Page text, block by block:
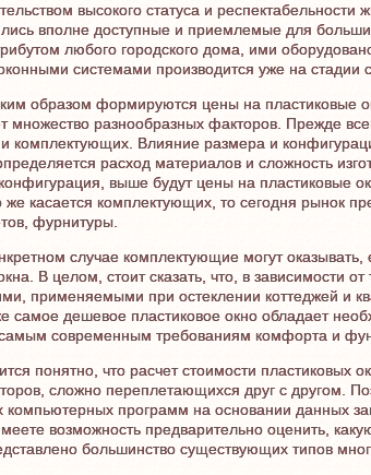
высокого статуса и
вполне доступные и приемлемые для
любого городского дома, ими
системами производится уже на стадии
образом формируются цены на пластиковые
множество разнообразных факторов. Прежде
комплектующих. Влияние размера и
расход материалов и сложность
выше будут цены на пластиковые
касается комплектующих, то сегодня рынок
фурнитуры.
случае комплектующие могут
В целом, стоит сказать, что, в зависимости
применяемыми при остеклении коттеджей и
самое дешевое пластиковое окно обладает
современным требованиям комфорта и
понятно, что расчет стоимости
сложно переплетающихся друг с другом.
программ на основании данных
возможность предварительно оценить,
большинство существующих типов